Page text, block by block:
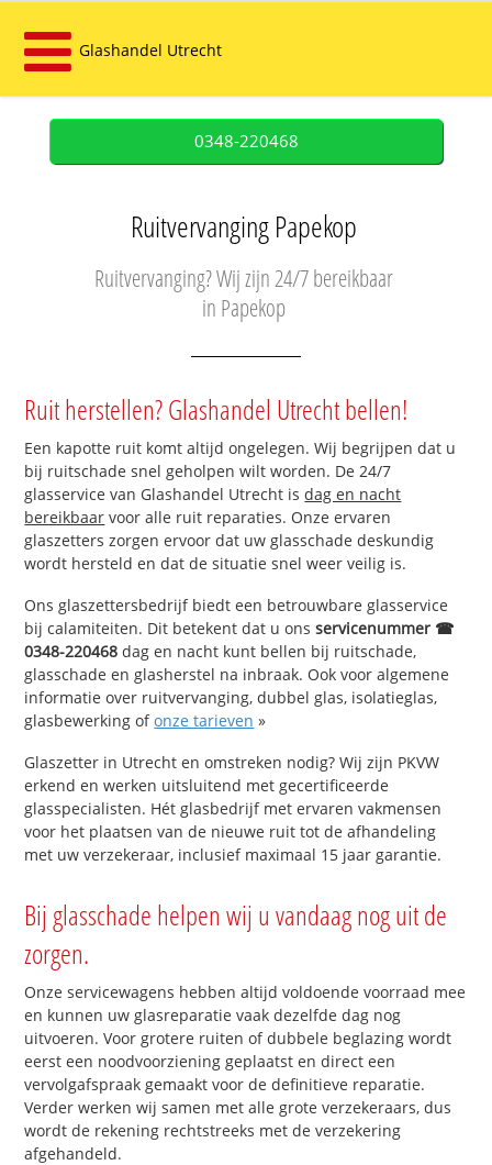
Glashandel Utrecht
0348-220468
Ruitvervanging Papekop
Ruitvervanging? Wij zijn 24/7 bereikbaar
in Papekop
Ruit herstellen? Glashandel Utrecht bellen!
Een kapotte ruit komt altijd ongelegen. Wij begrijpen dat u
bij ruitschade snel geholpen wilt worden. De 24/7
glasservice van Glashandel Utrecht isdag en nacht
bereikbaar voor alle ruit reparaties. Onze ervaren
glaszetters zorgen ervoor dat uw glasschade deskundig
wordt hersteld en dat de situatie snel weer veilig is.
Ons glaszettersbedrijf biedt een betrouwbare glasservice
bij calamiteiten. Dit betekent dat u onsservicenummer ☎
0348-220468 dag en nacht kunt bellen bij ruitschade,
glasschade en glasherstel na inbraak. Ook voor algemene
informatie over ruitvervanging, dubbel glas, isolatieglas,
glasbewerking ofonze tarieven »
Glaszetter in Utrecht en omstreken nodig? Wij zijn PKVW
erkend en werken uitsluitend met gecertificeerde
glasspecialisten. Hét glasbedrijf met ervaren vakmensen
voor het plaatsen van de nieuwe ruit tot de afhandeling
met uw verzekeraar, inclusief maximaal 15 jaar garantie.
Bij glasschade helpen wij u vandaag nog uit de
zorgen.
Onze servicewagens hebben altijd voldoende voorraad mee
en kunnen uw glasreparatie vaak dezelfde dag nog
uitvoeren. Voor grotere ruiten of dubbele beglazing wordt
eerst een noodvoorziening geplaatst en direct een
vervolgafspraak gemaakt voor de definitieve reparatie.
Verder werken wij samen met alle grote verzekeraars, dus
wordt de rekening rechtstreeks met de verzekering
afgehandeld.